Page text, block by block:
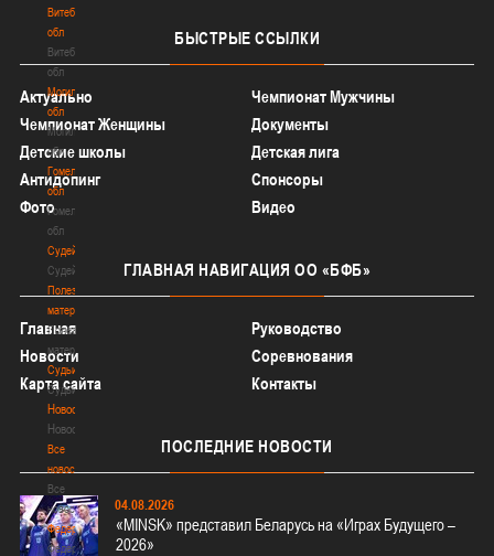
Витебская
обл
Витебская
обл
Могилевская
обл
Могилевская
обл
Гомельская
обл
Гомельская
обл
Судейство
Судейство
Полезные
материалы
Полезные
материалы
Судьи
Судьи
Новости
Новости
Все
новости
Все
новости
Федерация
Федерация
БЫСТРЫЕ ССЫЛКИ
Актуально
Чемпионат Мужчины
Чемпионат Женщины
Документы
Детские школы
Детская лига
Антидопинг
Спонсоры
Фото
Видео
ГЛАВНАЯ НАВИГАЦИЯ ОО «БФБ»
Главная
Руководство
Новости
Соревнования
Карта сайта
Контакты
ПОСЛЕДНИЕ НОВОСТИ
04.08.2026
«MINSK» представил Беларусь на «Играх Будущего –
2026»